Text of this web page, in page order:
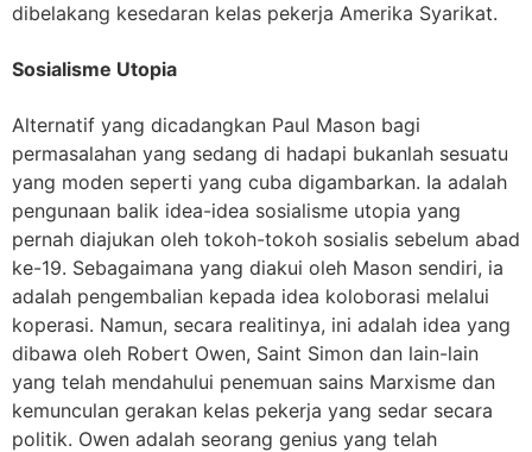
dibelakang kesedaran kelas pekerja Amerika Syarikat.
Sosialisme Utopia
Alternatif yang dicadangkan Paul Mason bagi
permasalahan yang sedang di hadapi bukanlah sesuatu
yang moden seperti yang cuba digambarkan. Ia adalah
pengunaan balik idea-idea sosialisme utopia yang
pernah diajukan oleh tokoh-tokoh sosialis sebelum abad
ke-19. Sebagaimana yang diakui oleh Mason sendiri, ia
adalah pengembalian kepada idea koloborasi melalui
koperasi. Namun, secara realitinya, ini adalah idea yang
dibawa oleh Robert Owen, Saint Simon dan lain-lain
yang telah mendahului penemuan sains Marxisme dan
kemunculan gerakan kelas pekerja yang sedar secara
politik. Owen adalah seorang genius yang telah